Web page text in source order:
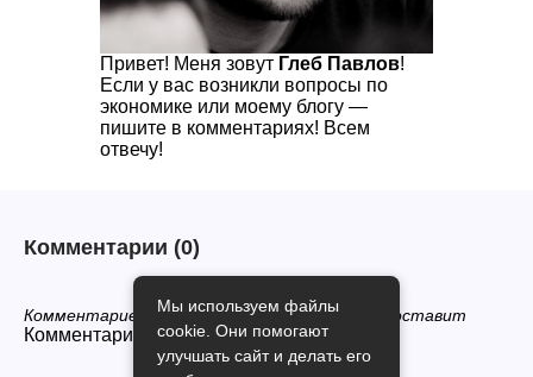
Привет! Меня зовут Глеб Павлов!
Если у вас возникли вопросы по
экономике или моему блогу —
пишите в комментариях! Всем
отвечу!
Комментарии (0)
Комментариев нет, будьте первым кто его оставит
Комментарии закрыты.
Мы используем файлы
cookie. Они помогают
улучшать сайт и делать его